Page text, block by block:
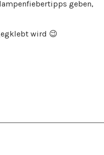
geben,
wird 😉